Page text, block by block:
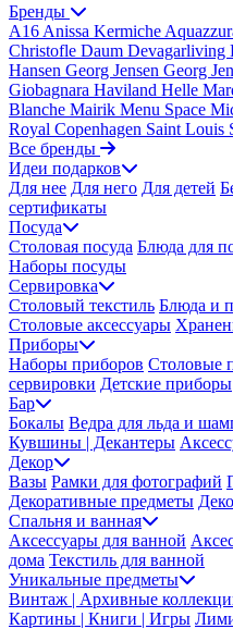
Бренды
A16 Anissa Kermiche
Christofle Daum Devagarliving
Hansen Georg Jensen Georg
Giobagnara Haviland Helle
Blanche Mairik Menu Space
Royal Copenhagen Saint Louis
Все бренды
Идеи подарков
Для нее Для него Для детей
сертификаты
Посуда
Столовая посуда Блюда для
Наборы посуды
Сервировка
Столовый текстиль Блюда и
Столовые аксессуары
Приборы
Наборы приборов Столовые
сервировки Детские приборы
Бар
Бокалы Ведра для льда и
Кувшины | Декантеры
Декор
Вазы Рамки для фотографий
Декоративные предметы
Спальня и ванная
Аксессуары для ванной
дома Текстиль для ванной
Уникальные предметы
Винтаж | Архивные
Картины | Книги | Игры